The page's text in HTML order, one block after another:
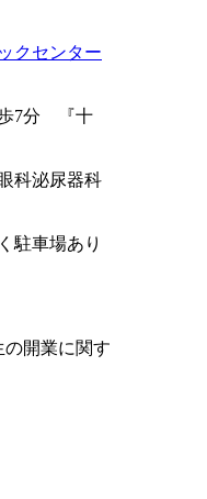
クセンター
歩7分 『十
眼科泌尿器科
駐車場あり
の開業に関す